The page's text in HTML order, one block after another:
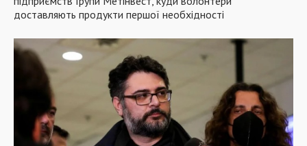
доставляють продукти першої необхідності